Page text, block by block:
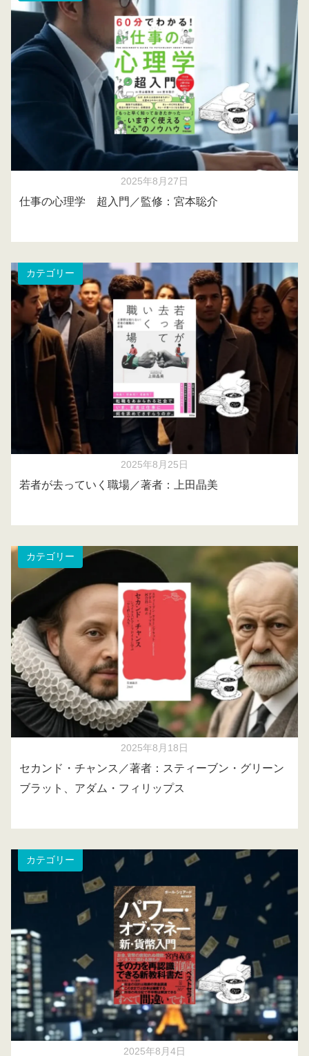
2025年8月27日
仕事の心理学 超入門／監修：宮本聡介
カテゴリー
2025年8月25日
若者が去っていく職場／著者：上田晶美
カテゴリー
2025年8月18日
セカンド・チャンス／著者：スティーブン・グリーン
ブラット、アダム・フィリップス
カテゴリー
2025年8月4日